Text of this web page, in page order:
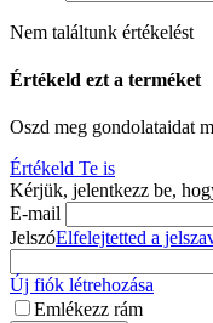
Nem találtunk értékelést
Értékeld ezt a terméket
Oszd meg gondolataidat
Értékeld Te is
Kérjük, jelentkezz be,
E-mail
JelszóElfelejtetted a
Új fiók létrehozása
Emlékezz rám